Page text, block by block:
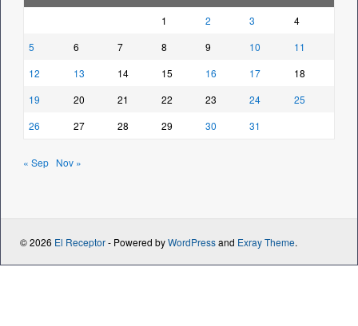
1 2 3
4
5
6 7 8 9 10
11
12
13 14 15 16 17
18
19
20 21 22 23 24
25
26
27 28 29 30 31
« Sep Nov »
© 2026 El Receptor- Powered byWordPressand Exray Theme.